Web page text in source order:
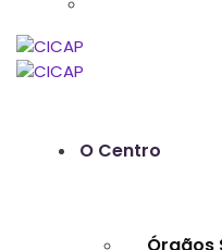
O Centro
Órgãos